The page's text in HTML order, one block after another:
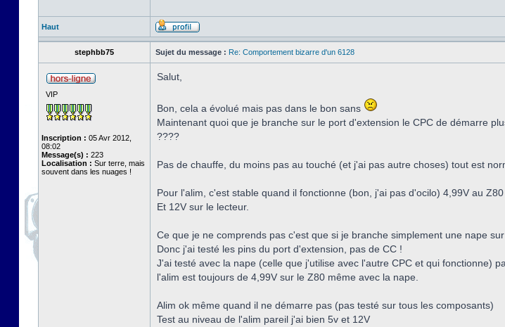
Haut
stephbb75 Sujet du message : Re: Comportement bizarre d'un 6128
VIP
Inscription : 05 Avr 2012,
08:02
Message(s) : 223
Localisation : Sur terre, mais
souvent dans les nuages !
Salut,
Bon, cela a évolué mais pas dans le bon sans
Maintenant quoi que je branche sur le port d'extension le CPC de démarre
????
Pas de chauffe, du moins pas au touché (et j'ai pas autre choses) tout est
Pour l'alim, c'est stable quand il fonctionne (bon, j'ai pas d'ocilo) 4,99V au
Et 12V sur le lecteur.
Ce que je ne comprends pas c'est que si je branche simplement une nape
Donc j'ai testé les pins du port d'extension, pas de CC !
J'ai testé avec la nape (celle que j'utilise avec l'autre CPC et qui fonctionne)
l'alim est toujours de 4,99V sur le Z80 même avec la nape.
Alim ok même quand il ne démarre pas (pas testé sur tous les composants)
Test au niveau de l'alim pareil j'ai bien 5v et 12V